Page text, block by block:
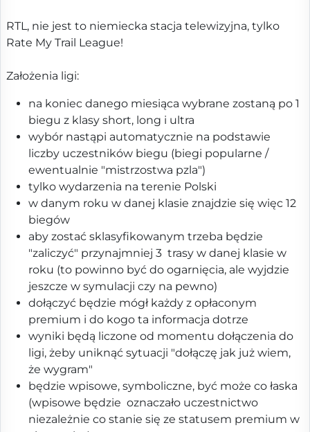
RTL, nie jest to niemiecka stacja telewizyjna, tylko
Rate My Trail League!
Założenia ligi:
na koniec danego miesiąca wybrane zostaną po 1
biegu z klasy short, long i ultra
wybór nastąpi automatycznie na podstawie
liczby uczestników biegu (biegi popularne /
ewentualnie "mistrzostwa pzla")
tylko wydarzenia na terenie Polski
w danym roku w danej klasie znajdzie się więc 12
biegów
aby zostać sklasyfikowanym trzeba będzie
"zaliczyć" przynajmniej 3 trasy w danej klasie w
roku (to powinno być do ogarnięcia, ale wyjdzie
jeszcze w symulacji czy na pewno)
dołączyć będzie mógł każdy z opłaconym
premium i do kogo ta informacja dotrze
wyniki będą liczone od momentu dołączenia do
ligi, żeby uniknąć sytuacji "dołączę jak już wiem,
że wygram"
będzie wpisowe, symboliczne, być może co łaska
(wpisowe będzie oznaczało uczestnictwo
niezależnie co stanie się ze statusem premium w